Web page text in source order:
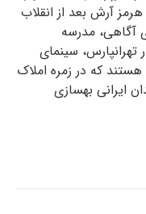
آرش بعد از انقلاب
آگاهی، مدرسه
سینمای
که در زمره املاک
ایرانی بهسازی